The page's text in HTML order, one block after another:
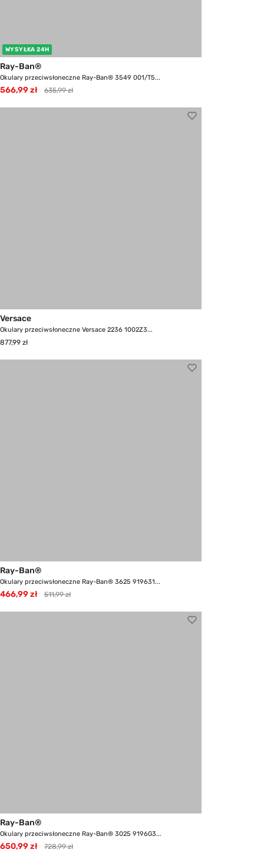
WYSYŁKA 24H
Ray-Ban®
Okulary przeciwsłoneczne Ray-Ban® 3549 001/T5...
566,99 zł 635,99 zł
Versace
Okulary przeciwsłoneczne Versace 2236 1002Z3...
877,99 zł
Ray-Ban®
Okulary przeciwsłoneczne Ray-Ban® 3625 919631...
466,99 zł 511,99 zł
Ray-Ban®
Okulary przeciwsłoneczne Ray-Ban® 3025 9196G3...
650,99 zł 728,99 zł